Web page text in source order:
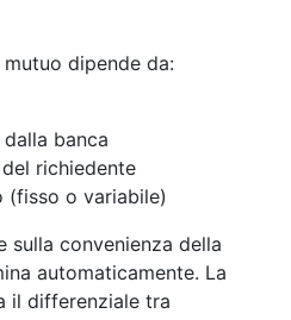
dipende da:
banca
richiedente
o variabile)
sulla convenienza della
automaticamente. La
il differenziale tra